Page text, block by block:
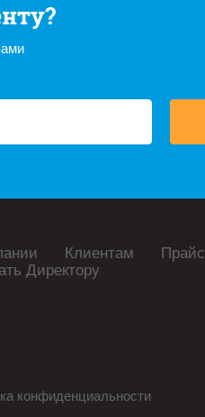
Клиентам Прайс
Директору
конфиденциальности